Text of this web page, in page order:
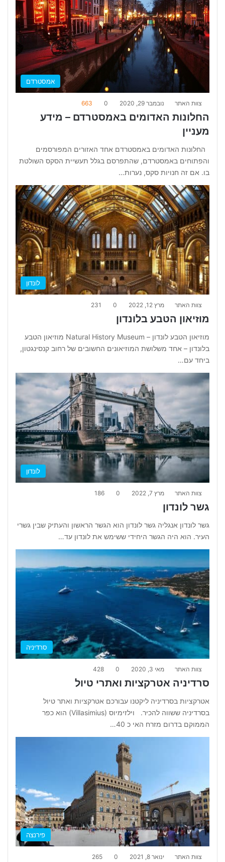
אמסטרדם
צוות האתר נובמבר 29, 2020 0
663
החלונות האדומים באמסטרדם – מידע
מעניין
החלונות האדומים באמסטרדם אחד האזורים המפורסמים
והפתוחים באמסטרדם, שהתפרסם בגלל תעשיית הסקס השולטת
בו. אם זה חנויות סקס, נערות…
לונדון
צוות האתר מרץ 12, 2022 0
231
מוזיאון הטבע בלונדון
מוזיאון הטבע לונדון – Natural History Museum מוזיאון הטבע
בלונדון – אחד משלושת המוזיאונים החשובים של רחוב קנסינגטון,
ביחד עם…
לונדון
צוות האתר מרץ 7, 2022 0
186
גשר לונדון
גשר לונדון אנגליה גשר לונדון הוא הגשר הראשון והעתיק שבין גשרי
העיר. הוא היה הגשר היחידי ששימש את לונדון עד…
סרדיניה
צוות האתר מאי 3, 2020 0
428
סרדיניה אטרקציות ואתרי טיול
אטרקציות בסרדיניה ליקטנו עבורכם אטרקציות ואתר טיול
בסרדיניה ששווה להכיר. וילזימיוס (Villasimius) הוא כפר
הממוקם בדרום מזרח האי כ 40…
פירנצה
צוות האתר ינואר 8, 2021 0
265